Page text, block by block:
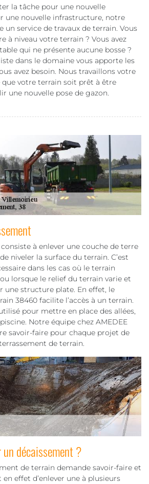
la tâche pour une nouvelle
une nouvelle infrastructure, notre
un service de travaux de terrain. Vous
à niveau votre terrain ? Vous avez
qui ne présente aucune bosse ?
dans le domaine vous apporte les
avez besoin. Nous travaillons votre
que votre terrain soit prêt à être
une nouvelle pose de gazon.
à enlever une couche de terre
niveler la surface du terrain. C’est
dans les cas où le terrain
lorsque le relief du terrain varie et
une structure plate. En effet, le
38460 facilite l’accès à un terrain.
pour mettre en place des allées,
Notre équipe chez AMEDEE
savoir-faire pour chaque projet de
de terrain.
décaissement ?
de terrain demande savoir-faire et
effet d’enlever une à plusieurs